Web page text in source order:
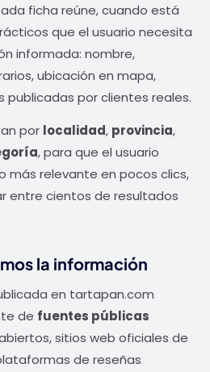
ficha reúne, cuando está
que el usuario necesita
informada: nombre,
ubicación en mapa,
publicadas por clientes reales.
por localidad, provincia,
, para que el usuario
más relevante en pocos clics,
entre cientos de resultados
la información
en tartapan.com
de fuentes públicas
sitios web oficiales de
de reseñas